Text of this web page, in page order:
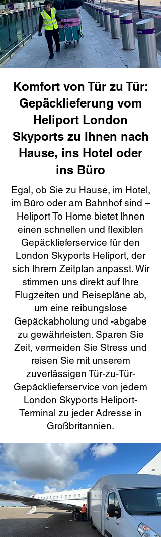
Komfort von Tür zu Tür:
Gepäcklieferung vom
Heliport London
Skyports zu Ihnen nach
Hause, ins Hotel oder
ins Büro
Egal, ob Sie zu Hause, im Hotel,
im Büro oder am Bahnhof sind –
Heliport To Home bietet Ihnen
einen schnellen und flexiblen
Gepäcklieferservice für den
London Skyports Heliport, der
sich Ihrem Zeitplan anpasst. Wir
stimmen uns direkt auf Ihre
Flugzeiten und Reisepläne ab,
um eine reibungslose
Gepäckabholung und -abgabe
zu gewährleisten. Sparen Sie
Zeit, vermeiden Sie Stress und
reisen Sie mit unserem
zuverlässigen Tür-zu-Tür-
Gepäcklieferservice von jedem
London Skyports Heliport-
Terminal zu jeder Adresse in
Großbritannien.